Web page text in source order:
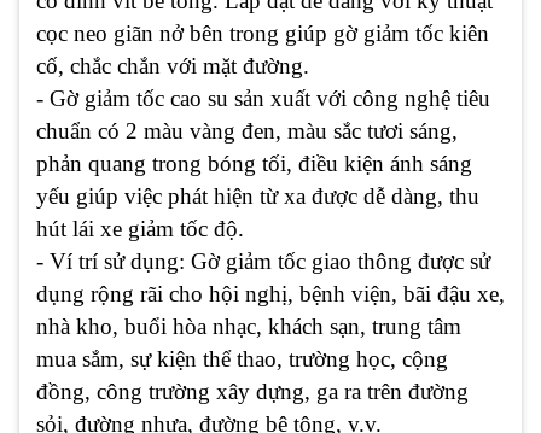
cọc neo giãn nở bên trong giúp gờ giảm tốc kiên
cố, chắc chắn với mặt đường.
- Gờ giảm tốc cao su sản xuất với công nghệ tiêu
chuẩn có 2 màu vàng đen, màu sắc tươi sáng,
phản quang trong bóng tối, điều kiện ánh sáng
yếu giúp việc phát hiện từ xa được dễ dàng, thu
hút lái xe giảm tốc độ.
- Ví trí sử dụng: Gờ giảm tốc giao thông được sử
dụng rộng rãi cho hội nghị, bệnh viện, bãi đậu xe,
nhà kho, buổi hòa nhạc, khách sạn, trung tâm
mua sắm, sự kiện thể thao, trường học, cộng
đồng, công trường xây dựng, ga ra trên đường
sỏi, đường nhựa, đường bê tông, v.v.